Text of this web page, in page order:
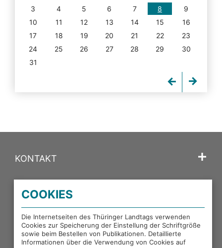
3
4 5 6 7 8
9
10
11 12 13 14 15
16
17
18 19 20 21 22
23
24
25 26 27 28 29
30
31
KONTAKT
PORTALE DES THÜRINGER LANDTAGS
EXTERNE LINKS
COOKIES
Die Internetseiten des Thüringer Landtags verwenden
Cookies zur Speicherung der Einstellung der Schriftgröße
sowie beim Bestellen von Publikationen. Detaillierte
Informationen über die Verwendung von Cookies auf